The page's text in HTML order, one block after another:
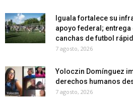
Iguala fortalece su
apoyo federal; entrega
canchas de futbol
7 agosto, 2026
Yoloczin Domínguez
derechos humanos
7 agosto, 2026